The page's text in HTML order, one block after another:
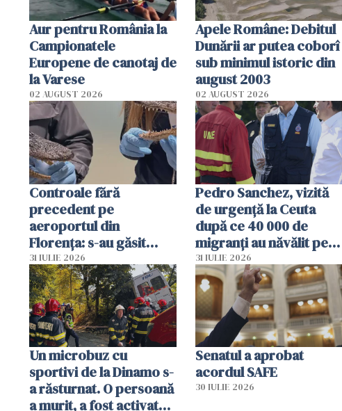
Aur pentru România la
Campionatele
Europene de canotaj de
la Varese
02 AUGUST 2026
Apele Române: Debitul
Dunării ar putea coborî
sub minimul istoric din
august 2003
02 AUGUST 2026
Controale fără
precedent pe
aeroportul din
Florența: s-au găsit
capete de aligator și o
sumă imensă de bani
31 IULIE 2026
Pedro Sanchez, vizită
de urgență la Ceuta
după ce 40 000 de
migranți au năvălit pe
teritoriul spaniol: „Vom
mobiliza toate
resursele"
31 IULIE 2026
Un microbuz cu
sportivi de la Dinamo s-
a răsturnat. O persoană
a murit, a fost activat
Senatul a aprobat
acordul SAFE
30 IULIE 2026